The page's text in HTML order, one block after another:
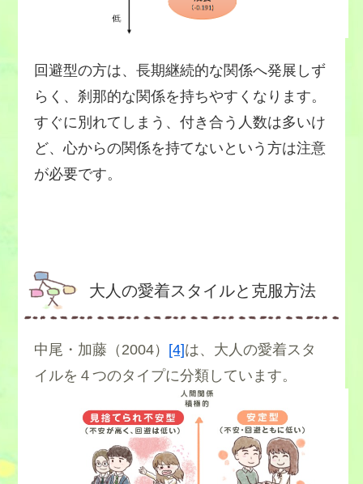
回避型の方は、長期継続的な関係へ発展しず
らく、刹那的な関係を持ちやすくなります。
すぐに別れてしまう、付き合う人数は多いけ
ど、心からの関係を持てないという方は注意
が必要です。
大人の愛着スタイルと克服方法
中尾・加藤（2004） [4]は、大人の愛着スタ
イルを４つのタイプに分類しています。